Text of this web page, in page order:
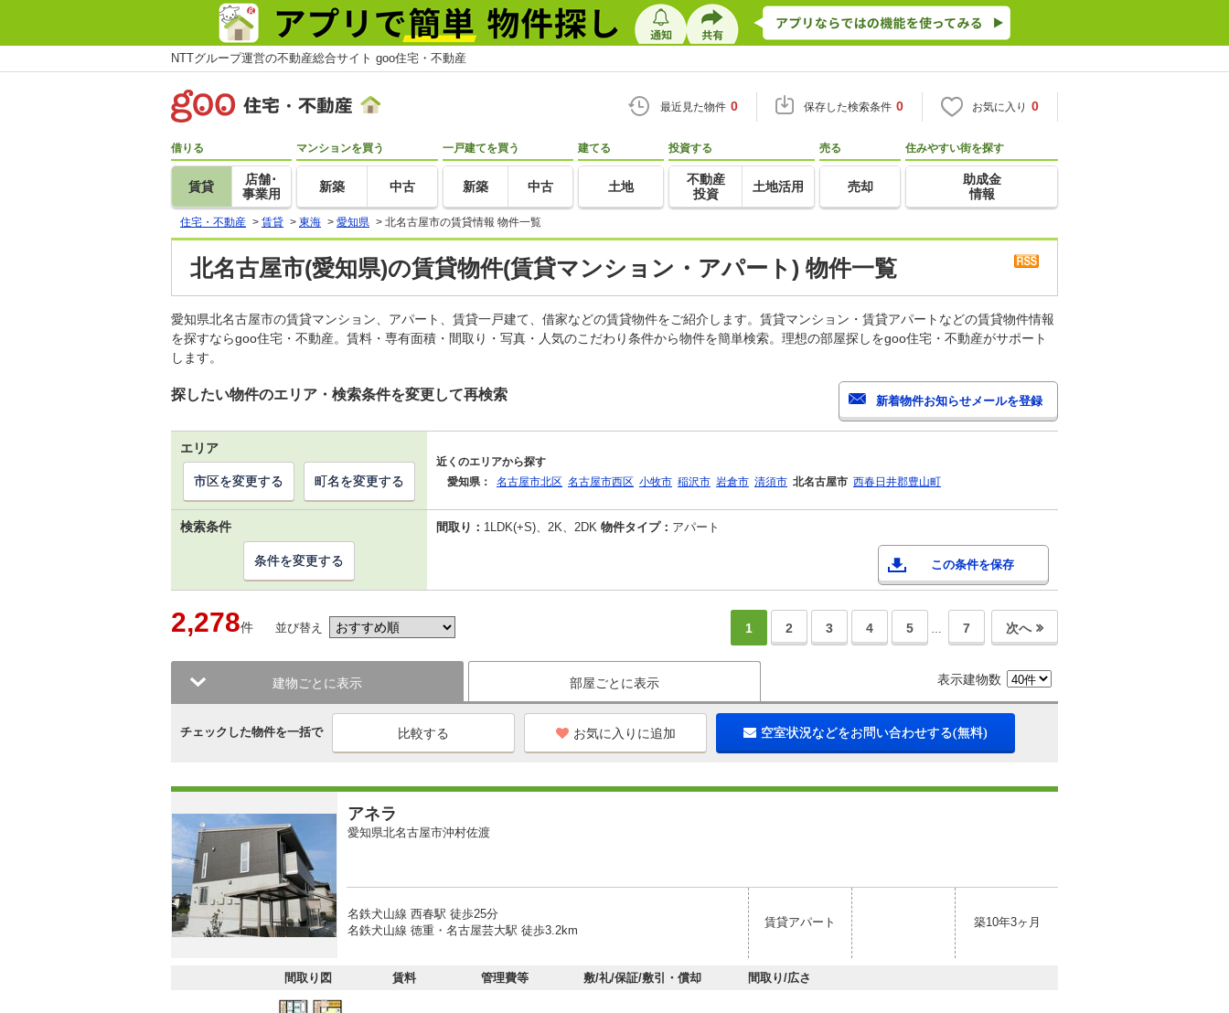
NTTグループ運営の不動産総合サイト goo住宅・不動産
最近見た物件 0 保存した検索条件 0 お気に入り 0
借りる
賃貸
店舗･
事業用
マンションを買う
新築 中古
一戸建てを買う
新築 中古
建てる
土地
投資する
不動産
投資
土地活用
売る
売却
住みやすい街を探す
助成金
情報
住宅・不動産 > 賃貸 > 東海 > 愛知県 > 北名古屋市の賃貸情報 物件一覧
北名古屋市(愛知県)の賃貸物件(賃貸マンション・アパート) 物件一覧
愛知県北名古屋市の賃貸マンション、アパート、賃貸一戸建て、借家などの賃貸物件をご紹介します。賃貸マンション・賃貸アパートなどの賃貸物件情報
を探すならgoo住宅・不動産。賃料・専有面積・間取り・写真・人気のこだわり条件から物件を簡単検索。理想の部屋探しをgoo住宅・不動産がサポート
します。
探したい物件のエリア・検索条件を変更して再検索
エリア
近くのエリアから探す
愛知県：
名古屋市北区 名古屋市西区 小牧市 稲沢市 岩倉市 清須市 北名古屋市 西春日井郡豊山町
市区を変更する 町名を変更する
検索条件 間取り： 1LDK(+S)、2K、2DK 物件タイプ： アパート
この条件を保存
条件を変更する
2,278件 並び替え 1 2 3 4 5 … 7 次へ
建物ごとに表示 部屋ごとに表示 表示建物数
チェックした物件を一括で お気に入りに追加 空室状況などをお問い合わせする(無料)
アネラ
愛知県北名古屋市沖村佐渡
名鉄犬山線 西春駅 徒歩25分
名鉄犬山線 徳重・名古屋芸大駅 徒歩3.2km
賃貸アパート 築10年3ヶ月
間取り図 賃料 管理費等 敷/礼/保証/敷引・償却 間取り/広さ